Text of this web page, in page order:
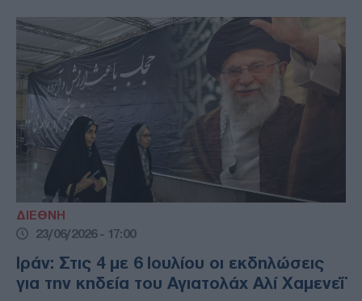
ΔΙΕΘΝΗ
23/06/2026 - 17:00
Ιράν: Στις 4 με 6 Ιουλίου οι εκδηλώσεις
για την κηδεία του Αγιατολάχ Αλί Χαμενεΐ